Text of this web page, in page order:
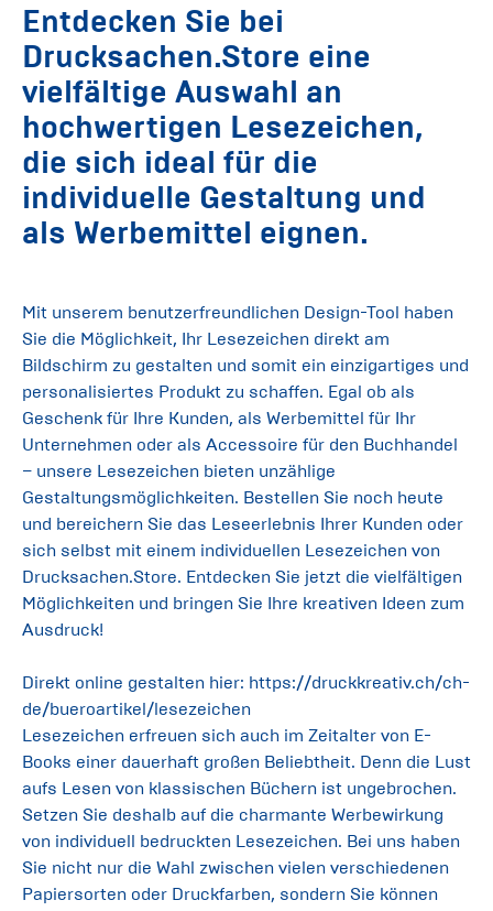
Entdecken Sie bei
Drucksachen.Store eine
vielfältige Auswahl an
hochwertigen Lesezeichen,
die sich ideal für die
individuelle Gestaltung und
als Werbemittel eignen.
Mit unserem benutzerfreundlichen Design-Tool haben
Sie die Möglichkeit, Ihr Lesezeichen direkt am
Bildschirm zu gestalten und somit ein einzigartiges und
personalisiertes Produkt zu schaffen. Egal ob als
Geschenk für Ihre Kunden, als Werbemittel für Ihr
Unternehmen oder als Accessoire für den Buchhandel
– unsere Lesezeichen bieten unzählige
Gestaltungsmöglichkeiten. Bestellen Sie noch heute
und bereichern Sie das Leseerlebnis Ihrer Kunden oder
sich selbst mit einem individuellen Lesezeichen von
Drucksachen.Store. Entdecken Sie jetzt die vielfältigen
Möglichkeiten und bringen Sie Ihre kreativen Ideen zum
Ausdruck!
Direkt online gestalten hier: https://druckkreativ.ch/ch-
de/bueroartikel/lesezeichen
Lesezeichen erfreuen sich auch im Zeitalter von E-
Books einer dauerhaft großen Beliebtheit. Denn die Lust
aufs Lesen von klassischen Büchern ist ungebrochen.
Setzen Sie deshalb auf die charmante Werbewirkung
von individuell bedruckten Lesezeichen. Bei uns haben
Sie nicht nur die Wahl zwischen vielen verschiedenen
Papiersorten oder Druckfarben, sondern Sie können